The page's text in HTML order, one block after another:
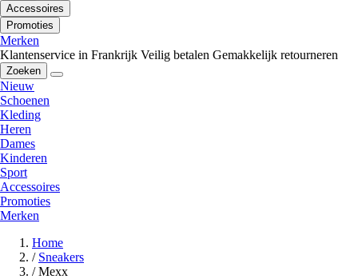
Accessoires
Promoties
Merken
Klantenservice in Frankrijk Veilig betalen Gemakkelijk retourneren
Zoeken
Nieuw
Schoenen
Kleding
Heren
Dames
Kinderen
Sport
Accessoires
Promoties
Merken
Home
/ Sneakers
/ Mexx